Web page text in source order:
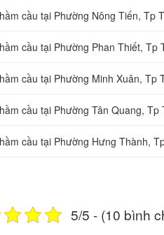
cầu tại Phường Nông Tiến, Tp
cầu tại Phường Phan Thiết, Tp
cầu tại Phường Minh Xuân, Tp
cầu tại Phường Tân Quang, Tp
cầu tại Phường Hưng Thành,
5/5 - (10 bình